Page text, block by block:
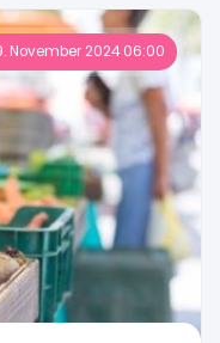
November 2024 06:00